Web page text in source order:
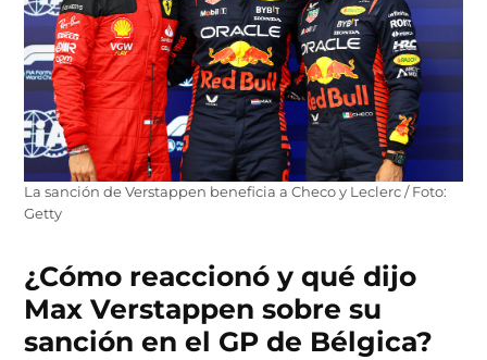
La sanción de Verstappen beneficia a Checo y Leclerc / Foto:
Getty
¿Cómo reaccionó y qué dijo
Max Verstappen sobre su
sanción en el GP de Bélgica?